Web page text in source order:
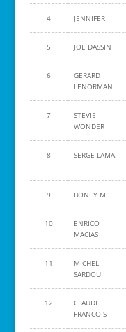
4 JENNIFER
5 JOE DASSIN
6
GERARD
LENORMAN
7
STEVIE
WONDER
8 SERGE LAMA
9 BONEY M.
10
ENRICO
MACIAS
11
MICHEL
SARDOU
12
CLAUDE
FRANCOIS